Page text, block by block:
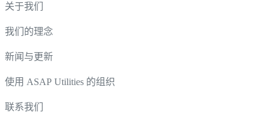
关于我们
我们的理念
新闻与更新
使用 ASAP Utilities 的组织
联系我们